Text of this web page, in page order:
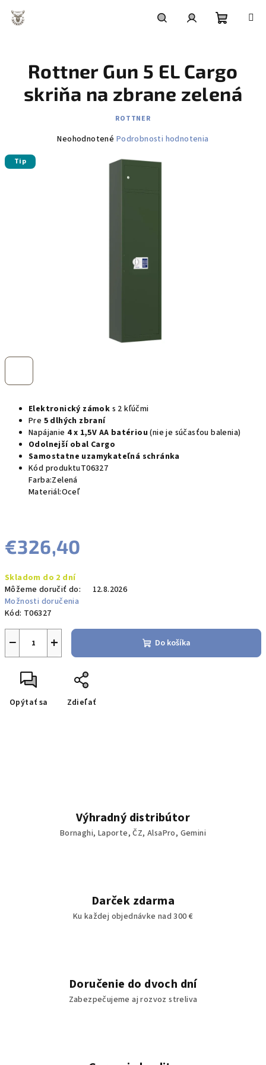
obsah
košík
Elektronický zámok s 2 kľúčmi
Pre 5 dlhých zbraní
Napájanie 4 x 1,5V AA batériou (nie je súčasťou balenia)
Odolnejší obal Cargo
Samostatne uzamykateľná schránka
Kód produktuT06327
Farba:Zelená
Materiál:Oceľ
€326,40
cena:
Skladom do 2 dní
Môžeme doručiť do:
12.8.2026
Možnosti doručenia
Kód: T06327
+
− Do košíka
Opýtať sa Zdieľať
Rottner Gun 5 EL Cargo
skriňa na zbrane zelená
ROTTNER
Priemerné
Neohodnotené Podrobnosti hodnotenia
Tip
Výhradný distribútor
Bornaghi, Laporte, ČZ, AlsaPro, Gemini
Darček zdarma
Ku každej objednávke nad 300 €
Doručenie do dvoch dní
Zabezpečujeme aj rozvoz streliva